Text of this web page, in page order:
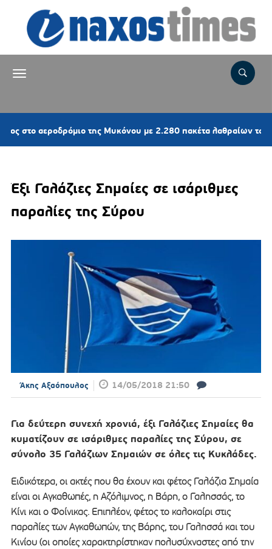
της Μυκόνου με 2.280 πακέτα λαθραίων τσιγάρων
Έξι Γαλάζιες Σημαίες σε ισάριθμες
παραλίες της Σύρου
Άκης Αξαόπουλος 14/05/2018 21:50
Για δεύτερη συνεχή χρονιά, έξι Γαλάζιες Σημαίες θα
κυματίζουν σε ισάριθμες παραλίες της Σύρου, σε
σύνολο 35 Γαλάζιων Σημαιών σε όλες τις Κυκλάδες.
Ειδικότερα, οι ακτές που θα έχουν και φέτος Γαλάζια Σημαία
είναι οι Αγκαθωπές, η Αζόλιμνος, η Βάρη, ο Γαλησσάς, το
Κίνι και ο Φοίνικας. Επιπλέον, φέτος το καλοκαίρι στις
παραλίες των Αγκαθωπών, της Βάρης, του Γαλησσά και του
Κινίου (οι οποίες χαρακτηρίστηκαν πολυσύχναστες από την